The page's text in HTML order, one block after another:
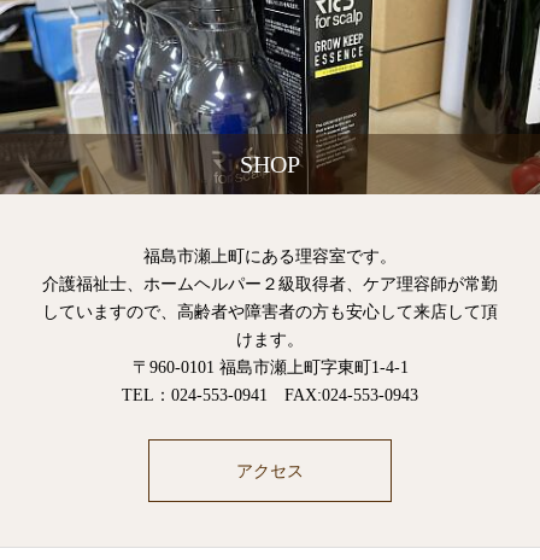
SHOP
福島市瀬上町にある理容室です。
介護福祉士、ホームヘルパー２級取得者、ケア理容師が常勤
していますので、高齢者や障害者の方も安心して来店して頂
けます。
〒960-0101 福島市瀬上町字東町1-4-1
TEL：024-553-0941 FAX:024-553-0943
アクセス